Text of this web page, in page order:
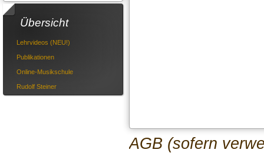
Übersicht
Lehrvideos (NEU!)
Publikationen
Online-Musikschule
Rudolf Steiner
AGB (sofern